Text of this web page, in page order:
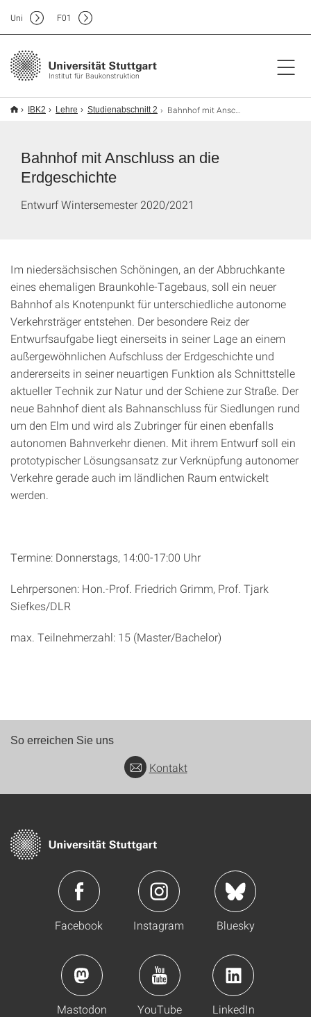
Institut für Baukonstruktion
Uni F01
IBK2 Lehre Studienabschnitt 2 Bahnhof mit Anschluss an die Erdgeschichte
Bahnhof mit Anschluss an die
Erdgeschichte
Entwurf Wintersemester 2020/2021
Im niedersächsischen Schöningen, an der Abbruchkante
eines ehemaligen Braunkohle-Tagebaus, soll ein neuer
Bahnhof als Knotenpunkt für unterschiedliche autonome
Verkehrsträger entstehen. Der besondere Reiz der
Entwurfsaufgabe liegt einerseits in seiner Lage an einem
außergewöhnlichen Aufschluss der Erdgeschichte und
andererseits in seiner neuartigen Funktion als Schnittstelle
aktueller Technik zur Natur und der Schiene zur Straße. Der
neue Bahnhof dient als Bahnanschluss für Siedlungen rund
um den Elm und wird als Zubringer für einen ebenfalls
autonomen Bahnverkehr dienen. Mit ihrem Entwurf soll ein
prototypischer Lösungsansatz zur Verknüpfung autonomer
Verkehre gerade auch im ländlichen Raum entwickelt
werden.
Termine: Donnerstags, 14:00-17:00 Uhr
Lehrpersonen: Hon.-Prof. Friedrich Grimm, Prof. Tjark
Siefkes/DLR
max. Teilnehmerzahl: 15 (Master/Bachelor)
So erreichen Sie uns
Kontakt
Facebook Instagram Bluesky
Mastodon YouTube LinkedIn